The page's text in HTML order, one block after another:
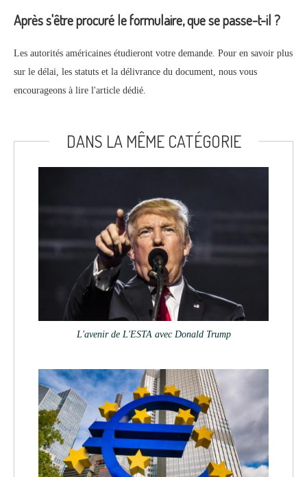
Après s'être procuré le formulaire, que se passe-t-il ?
Les autorités américaines étudieront votre demande. Pour en savoir plus
sur le délai, les statuts et la délivrance du document, nous vous
encourageons à lire l'article dédié.
DANS LA MÊME CATÉGORIE
L'avenir de L'ESTA avec Donald Trump